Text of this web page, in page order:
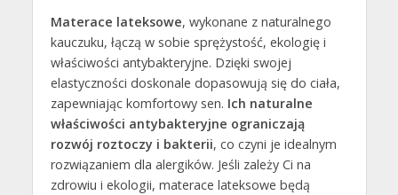
Materace lateksowe, wykonane z naturalnego
kauczuku, łączą w sobie sprężystość, ekologię i
właściwości antybakteryjne. Dzięki swojej
elastyczności doskonale dopasowują się do ciała,
zapewniając komfortowy sen. Ich naturalne
właściwości antybakteryjne ograniczają
rozwój roztoczy i bakterii, co czyni je idealnym
rozwiązaniem dla alergików. Jeśli zależy Ci na
zdrowiu i ekologii, materace lateksowe będą